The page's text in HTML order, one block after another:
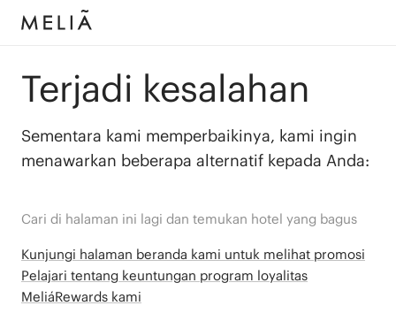
Terjadi kesalahan
Sementara kami memperbaikinya, kami ingin
menawarkan beberapa alternatif kepada Anda:
Cari di halaman ini lagi dan temukan hotel yang bagus
Kunjungi halaman beranda kami untuk melihat promosi
Pelajari tentang keuntungan program loyalitas
MeliáRewards kami